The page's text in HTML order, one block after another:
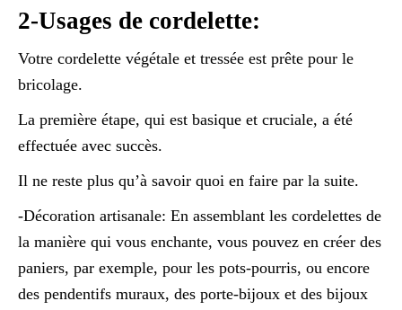
2-Usages de cordelette:
Votre cordelette végétale et tressée est prête pour le
bricolage.
La première étape, qui est basique et cruciale, a été
effectuée avec succès.
Il ne reste plus qu’à savoir quoi en faire par la suite.
-Décoration artisanale: En assemblant les cordelettes de
la manière qui vous enchante, vous pouvez en créer des
paniers, par exemple, pour les pots-pourris, ou encore
des pendentifs muraux, des porte-bijoux et des bijoux